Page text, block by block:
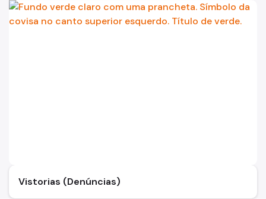
Vistorias (Denúncias)